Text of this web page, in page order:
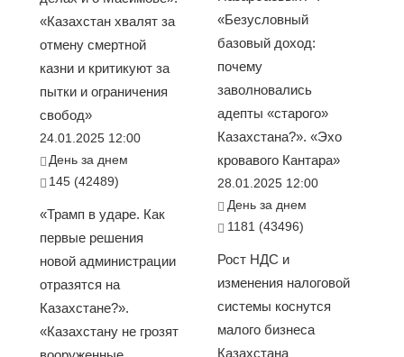
«Казахстан хвалят за
отмену смертной
казни и критикуют за
пытки и ограничения
свобод»
24.01.2025 12:00
День за днем
145 (42489)
«Трамп в ударе. Как
первые решения
новой администрации
отразятся на
Казахстане?».
«Казахстану не грозят
«Безусловный
базовый доход:
почему
заволновались
адепты «старого»
Казахстана?». «Эхо
кровавого Кантара»
28.01.2025 12:00
День за днем
1181 (43496)
Рост НДС и
изменения налоговой
системы коснутся
малого бизнеса
Казахстана